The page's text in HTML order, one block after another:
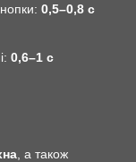
0,5–0,8 с
0,6–1 с
, а також